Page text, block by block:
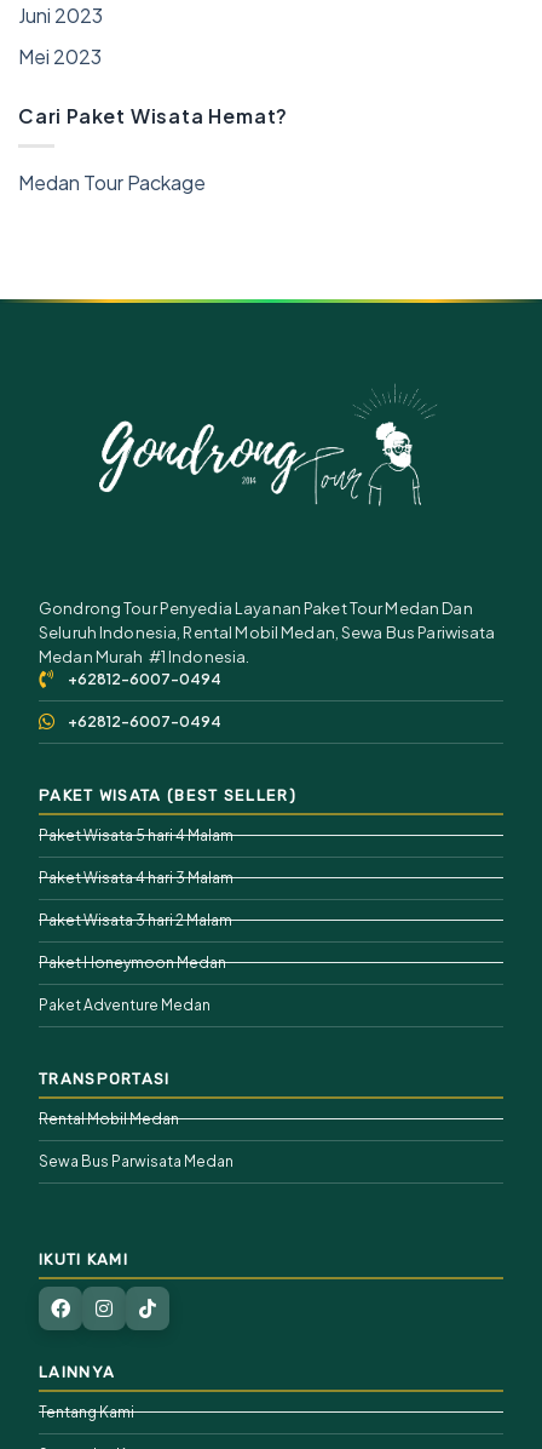
Juni 2023
Mei 2023
Cari Paket Wisata Hemat?
Medan Tour Package
Gondrong Tour Penyedia Layanan Paket Tour Medan Dan
Seluruh Indonesia, Rental Mobil Medan, Sewa Bus Pariwisata
Medan Murah #1 Indonesia.
+62812-6007-0494
+62812-6007-0494
PAKET WISATA (BEST SELLER)
Paket Wisata 5 hari 4 Malam
Paket Wisata 4 hari 3 Malam
Paket Wisata 3 hari 2 Malam
Paket Honeymoon Medan
Paket Adventure Medan
TRANSPORTASI
Rental Mobil Medan
Sewa Bus Parwisata Medan
IKUTI KAMI
LAINNYA
Tentang Kami